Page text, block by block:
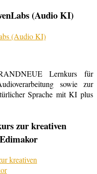
(Audio KI)
Lernkurs für
sowie zur
Sprache mit KI plus
zur kreativen